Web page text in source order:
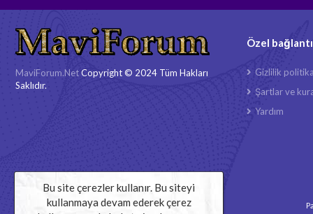
MaviForum.NetCopyright © 2024 Tüm Hakları
Saklıdır.
Özel
Gizlilik
Şartlar ve
Yardım
Bu site çerezler kullanır. Bu siteyi
kullanmaya devam ederek çerez